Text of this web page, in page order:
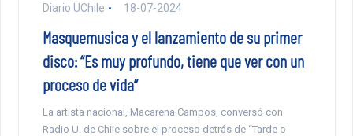
Diario UChile 18-07-2024
Masquemusica y el lanzamiento de su primer
disco: “Es muy profundo, tiene que ver con un
proceso de vida”
La artista nacional, Macarena Campos, conversó con
Radio U. de Chile sobre el proceso detrás de “Tarde o